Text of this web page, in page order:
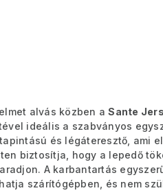
alvás közben aSante
ideális a szabványos
és légáteresztő, ami
biztosítja, hogy a lepedő
A karbantartás
szárítógépben, és nem